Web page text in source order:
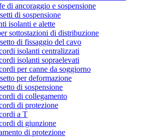
di ancoraggio e sospensione
di sospensione
isolanti e alette
sottostazioni di distribuzione
di fissaggio del cavo
isolanti centralizzati
isolanti sopraelevati
per canne da soggiorno
per deformazione
di sospensione
di collegamento
di protezione
a T
di giunzione
di protezione